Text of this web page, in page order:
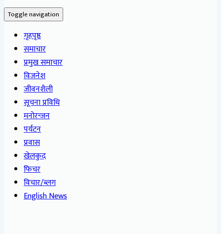
Toggle navigation
गृहपृष्ठ
समाचार
प्रमुख समाचार
विजनेश
जीवनशैली
सूचना प्रविधि
मनोरन्जन
पर्यटन
प्रवास
खेलकुद
फिचर
विचार/ब्लग
English News